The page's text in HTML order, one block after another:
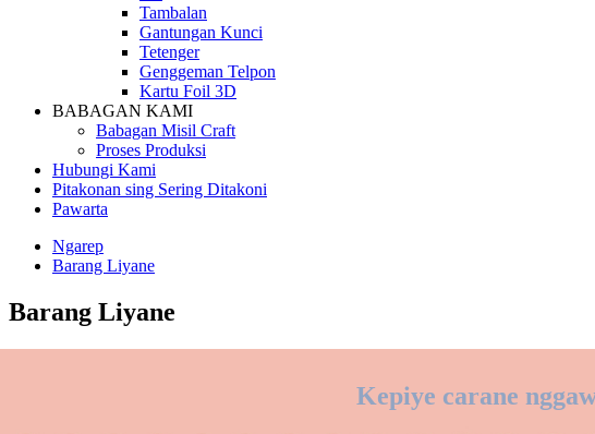
Tambalan
Gantungan Kunci
Tetenger
Genggeman Telpon
Kartu Foil 3D
BABAGAN KAMI
Babagan Misil Craft
Proses Produksi
Hubungi Kami
Pitakonan sing Sering Ditakoni
Pawarta
Ngarep
Barang Liyane
Barang Liyane
Kepiye carane